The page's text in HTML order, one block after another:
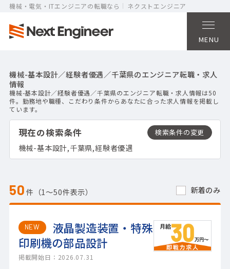
機械・電気・ITエンジニアの転職なら ネクストエンジニア
MENU
機械-基本設計／経験者優遇／千葉県のエンジニア転職・求人
情報
機械-基本設計／経験者優遇／千葉県のエンジニア転職・求人情報は50
件。勤務地や職種、こだわり条件からあなたに合った求人情報を掲載し
ています。
現在の検索条件
機械-基本設計,千葉県,経験者優遇
50件（1〜50件表示） 新着のみ
NEW
液晶製造装置・特殊
印刷機の部品設計
掲載開始日：2026.07.31